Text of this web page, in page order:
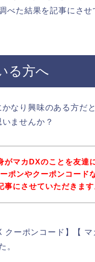
べた結果を記事にさせ
る方へ
なり興味のある方だ
ませんか？
がマカDXのことを友達
ポンやクーポンコード
にさせていただきます
ーポンコード】【
。